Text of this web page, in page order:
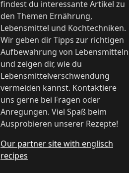
findest du interessante Artikel zu
den Themen Ernährung,
Lebensmittel und Kochtechniken.
Wir geben dir Tipps zur richtigen
Aufbewahrung von Lebensmitteln
und zeigen dir, wie du
Lebensmittelverschwendung
vermeiden kannst. Kontaktiere
uns gerne bei Fragen oder
Anregungen. Viel Spaß beim
Ausprobieren unserer Rezepte!
Our partner site with englisch
recipes